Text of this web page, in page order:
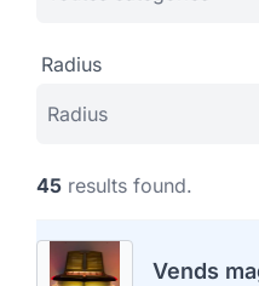
Radius
45 results found.
Vends